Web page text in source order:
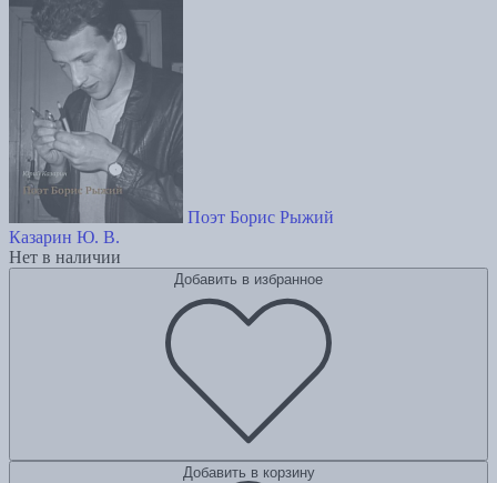
Поэт Борис Рыжий
Казарин Ю. В.
Нет в наличии
Добавить в избранное
Добавить в корзину